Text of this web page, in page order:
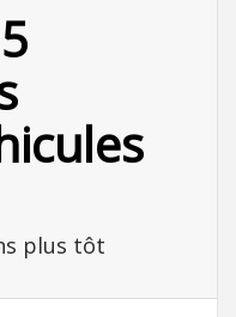
plus tôt